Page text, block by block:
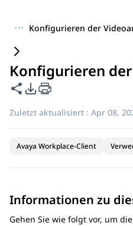
··· Konfigurieren der
Konfigurieren
Diese Seite teilen
PDF-Exportoptionen
Zuletzt aktualisiert : Apr 08,
Avaya Workplace-Client
Informationen zu
Gehen Sie wie folgt vor, um